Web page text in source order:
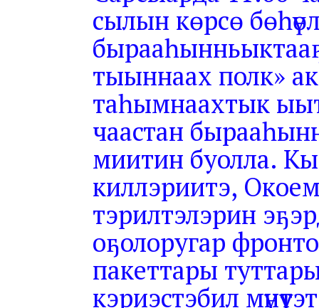
сылын көрсө
тыыннаах полк»
таһымнаахтык
чаастан
миитин буолла.
киллэриитэ,
тэрилтэлэрин
оҕолоругар
пакеттары
кэриэстэбил